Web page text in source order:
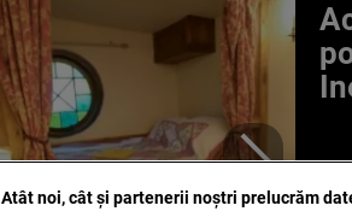
Atât noi, cât și partenerii noștri prelucrăm